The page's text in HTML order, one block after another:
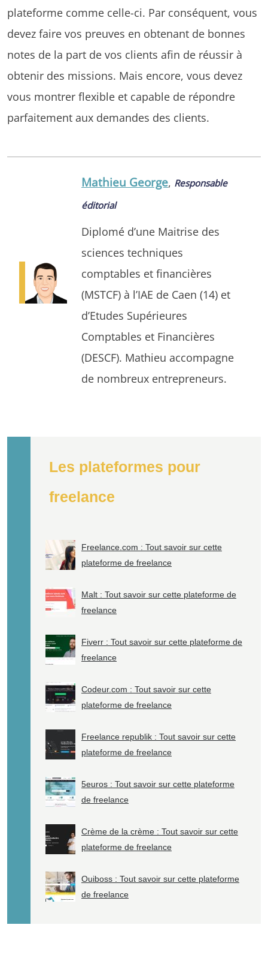
plateforme comme celle-ci. Par conséquent, vous
devez faire vos preuves en obtenant de bonnes
notes de la part de vos clients afin de réussir à
obtenir des missions. Mais encore, vous devez
vous montrer flexible et capable de répondre
parfaitement aux demandes des clients.
Les plateformes pour
freelance
Freelance.com : Tout savoir sur cette
plateforme de freelance
Malt : Tout savoir sur cette plateforme de
freelance
Fiverr : Tout savoir sur cette plateforme de
freelance
Codeur.com : Tout savoir sur cette
plateforme de freelance
Freelance republik : Tout savoir sur cette
plateforme de freelance
5euros : Tout savoir sur cette plateforme
de freelance
Crème de la crème : Tout savoir sur cette
plateforme de freelance
Ouiboss : Tout savoir sur cette plateforme
de freelance
Mathieu George, Responsable
éditorial
Diplomé d’une Maitrise des
sciences techniques
comptables et financières
(MSTCF) à l’IAE de Caen (14) et
d’Etudes Supérieures
Comptables et Financières
(DESCF). Mathieu accompagne
de nombreux entrepreneurs.